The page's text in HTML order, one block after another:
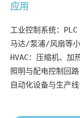
应用
工业控制系统：
马达/泵浦/风扇等
HVAC：压缩机、加
照明与配电控制回路
自动化设备与生产